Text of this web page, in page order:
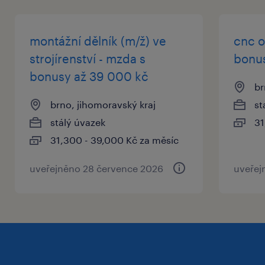
stabilní zázemí a možnost okamžitého
nástupu
co od vás očekáváme
výuční list nebo SŠ vzdělání - technický
obor
zkušenosti s lakováním
montážní dělník (m/ž) ve
strojírenství - mzda s
bonusy až 39 000 kč
brno, jihomoravský kraj
stálý úvazek
31,300 - 39,000 Kč za měsíc
uveřejněno 28 července 2026
cnc